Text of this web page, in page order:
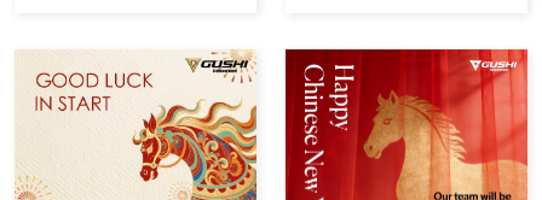
ва на новый уровен
ь. Это закладывает в
ажнейший фундаме
нт для дальнейшего
развития нашей не
тавок в мире! Место
проведения: Гуанчж
оу, Китай Дата пров
едения: 15 апреля –
19 апре...